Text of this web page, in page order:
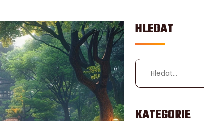
HLEDAT
KATEGORIE